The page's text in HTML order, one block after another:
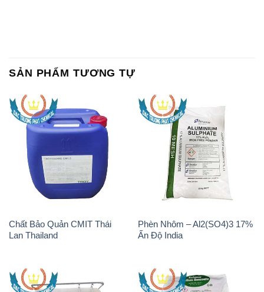
SẢN PHẨM TƯƠNG TỰ
Chất Bảo Quản CMIT Thái
Lan Thailand
Phèn Nhôm – Al2(SO4)3 17%
Ấn Độ India